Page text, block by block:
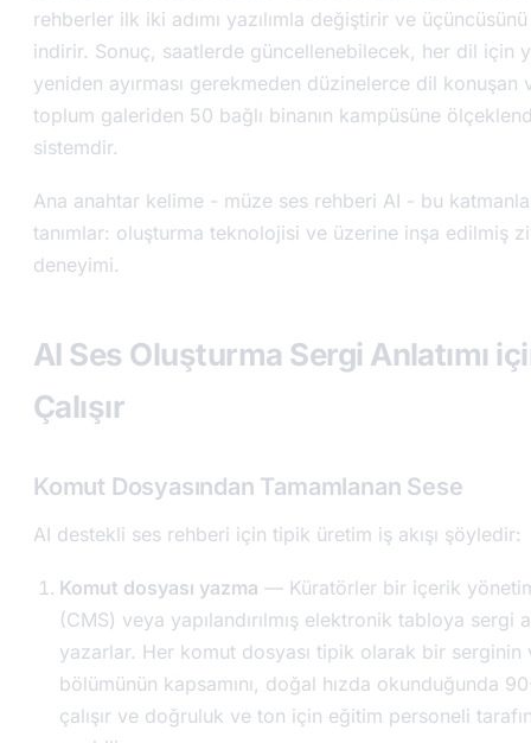
rehberler ilk iki adımı yazılımla değiştirir ve
indirir. Sonuç, saatlerde güncellenebilecek, her dil için
yeniden ayırması gerekmeden düzinelerce dil konuşan
toplum galeriden 50 bağlı binanın kampüsüne
sistemdir.
Ana anahtar kelime - müze ses rehberi AI - bu katmanları
tanımlar: oluşturma teknolojisi ve üzerine inşa edilmiş
deneyimi.
AI Ses Oluşturma Sergi Anlatımı
Çalışır
Komut Dosyasından Tamamlanan Sese
AI destekli ses rehberi için tipik üretim iş akışı şöyledir:
Komut dosyası yazma — Küratörler bir içerik
(CMS) veya yapılandırılmış elektronik tabloya sergi
yazarlar. Her komut dosyası tipik olarak bir serginin
bölümünün kapsamını, doğal hızda okunduğunda
çalışır ve doğruluk ve ton için eğitim personeli